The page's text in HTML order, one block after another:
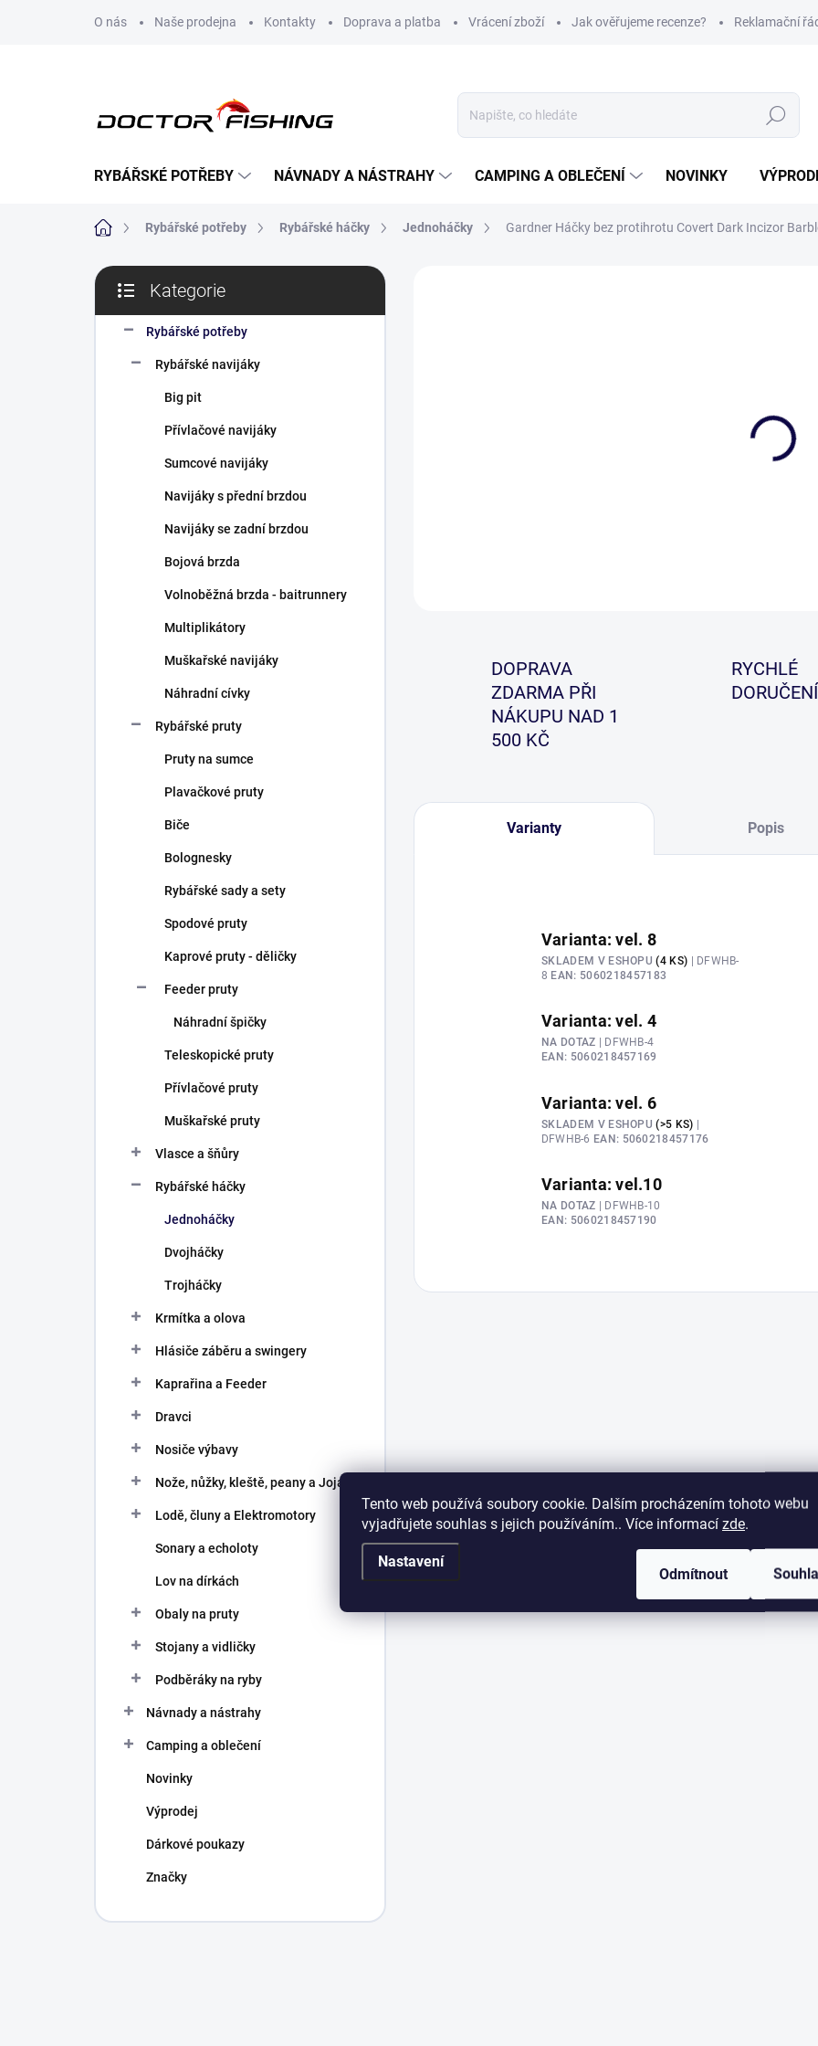
Tento web používá soubory cookie. Dalším procházením tohoto webu
vyjadřujete souhlas s jejich používáním.. Více informací zde.
Nastavení
Odmítnout
O nás Naše prodejna Kontakty Doprava a platba Vrácení zboží Jak ověřujeme recenze? Reklamační
Hledat
RYBÁŘSKÉ POTŘEBY NÁVNADY A NÁSTRAHY CAMPING A OBLEČENÍ NOVINKY
Domů Rybářské potřeby Rybářské háčky Jednoháčky Gardner Háčky bez protihrotu Covert Dark Incizor
P
s
kategorie
Kategorie
Rybářské potřeby
Rybářské navijáky
Big pit
Přívlačové navijáky
Sumcové navijáky
Navijáky s přední brzdou
Navijáky se zadní brzdou
Bojová brzda
Volnoběžná brzda - baitrunnery
Multiplikátory
Muškařské navijáky
Náhradní cívky
Rybářské pruty
Pruty na sumce
Plavačkové pruty
Biče
Bolognesky
Rybářské sady a sety
Spodové pruty
Kaprové pruty - děličky
Feeder pruty
Náhradní špičky
Teleskopické pruty
Přívlačové pruty
Muškařské pruty
Vlasce a šňůry
Rybářské háčky
Jednoháčky
Dvojháčky
Trojháčky
Krmítka a olova
Hlásiče záběru a swingery
Kaprařina a Feeder
Dravci
Nosiče výbavy
Nože, nůžky, kleště, peany a Joja
Lodě, čluny a Elektromotory
Sonary a echoloty
Lov na dírkách
Obaly na pruty
Stojany a vidličky
Podběráky na ryby
Návnady a nástrahy
Camping a oblečení
Novinky
Výprodej
Dárkové poukazy
Značky
a
DOPRAVA
ZDARMA PŘI
NÁKUPU NAD 1
500 KČ
RYCHLÉ
DORUČENÍ
Varianty Popis
Varianta: vel. 8
SKLADEM V ESHOPU(4 KS) | DFWHB-
8 EAN: 5060218457183
Varianta: vel. 4
NA DOTAZ
| DFWHB-4
EAN: 5060218457169
Varianta: vel. 6
SKLADEM V ESHOPU(>5 KS) |
DFWHB-6 EAN: 5060218457176
Varianta: vel.10
NA DOTAZ
| DFWHB-10
EAN: 5060218457190